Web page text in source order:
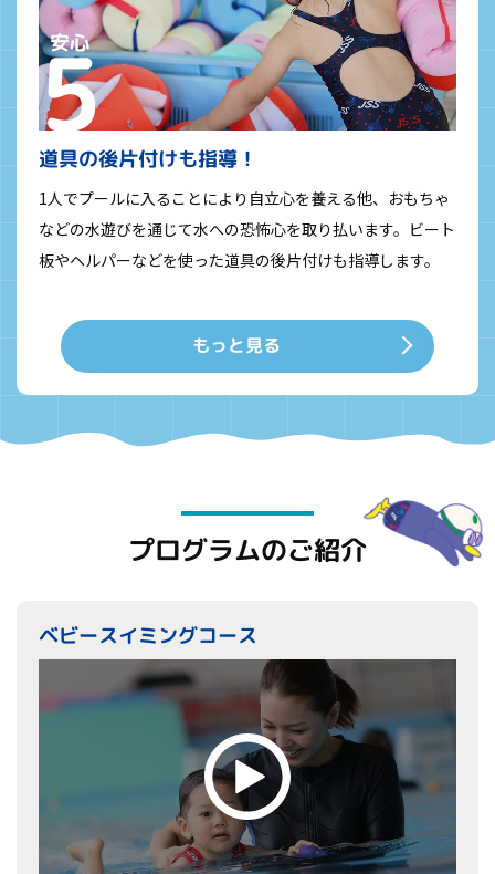
道具の後片付けも指導！
1人でプールに入ることにより自立心を養える他、おもちゃ
などの水遊びを通じて水への恐怖心を取り払います。ビート
板やヘルパーなどを使った道具の後片付けも指導します。
もっと見る
プログラムのご紹介
ベビースイミングコース